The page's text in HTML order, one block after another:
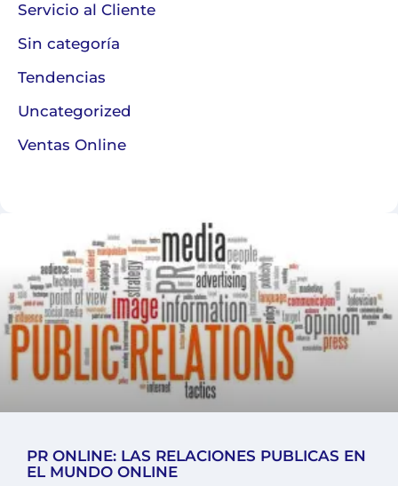
Servicio al Cliente
Sin categoría
Tendencias
Uncategorized
Ventas Online
PR ONLINE: LAS RELACIONES PUBLICAS EN
EL MUNDO ONLINE